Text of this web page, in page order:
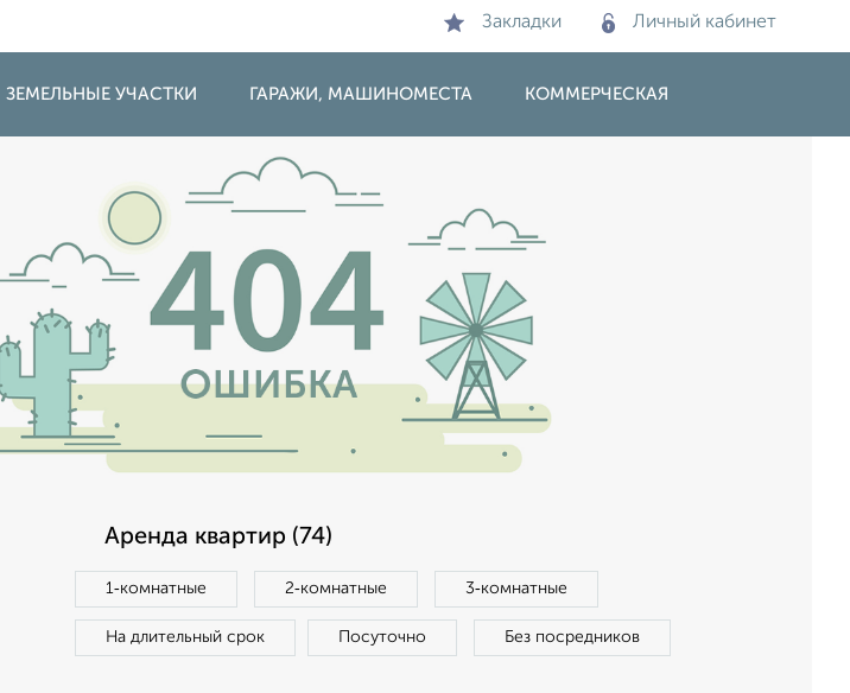
Закладки Личный кабинет
ЗЕМЕЛЬНЫЕ УЧАСТКИ ГАРАЖИ, МАШИНОМЕСТА КОММЕРЧЕСКАЯ
Аренда квартир (74)
1‑комнатные 2‑комнатные 3‑комнатные
На длительный срок Посуточно Без посредников